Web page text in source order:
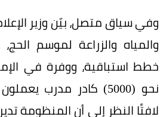
وفي سياق متصل، بيّن وزير
والمياه والزراعة لموسم
خطط استباقية، ووفرة في
نحو (5000) كادر مدرب
لافتًا النظر إلى أن المنظومة